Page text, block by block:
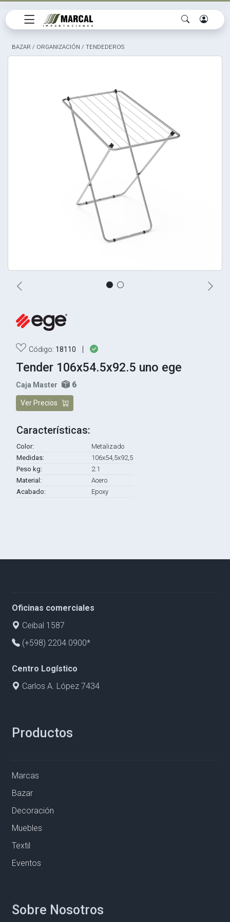
BAZAR / ORGANIZACIÓN /TENDEDEROS
Código: 18110 |
Tender 106x54.5x92.5 uno ege
Caja Master 6
Ver Precios
Características:
Color:
Metalizado
Medidas:
106x54,5x92,5
Peso kg:
2.1
Material:
Acero
Acabado:
Epoxy
Oficinas comerciales
Ceibal 1587
(+598) 2204 0900*
Centro Logístico
Carlos A. López 7434
Productos
Marcas
Bazar
Decoración
Muebles
Textil
Eventos
Sobre Nosotros